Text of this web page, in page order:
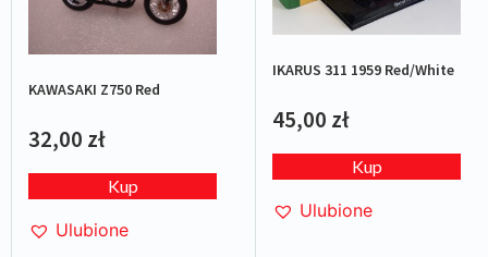
KAWASAKI Z750 Red
32,00 zł
Kup
Ulubione
IKARUS 311 1959 Red/White
45,00 zł
Kup
Ulubione